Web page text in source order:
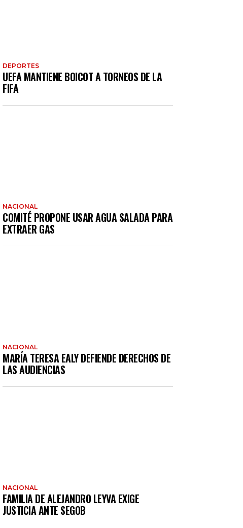
DEPORTES
UEFA MANTIENE BOICOT A TORNEOS DE LA
FIFA
NACIONAL
COMITÉ PROPONE USAR AGUA SALADA PARA
EXTRAER GAS
NACIONAL
MARÍA TERESA EALY DEFIENDE DERECHOS DE
LAS AUDIENCIAS
NACIONAL
FAMILIA DE ALEJANDRO LEYVA EXIGE
JUSTICIA ANTE SEGOB